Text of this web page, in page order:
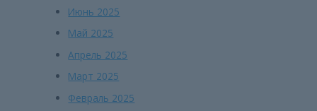
Июнь 2025
Май 2025
Апрель 2025
Март 2025
Февраль 2025